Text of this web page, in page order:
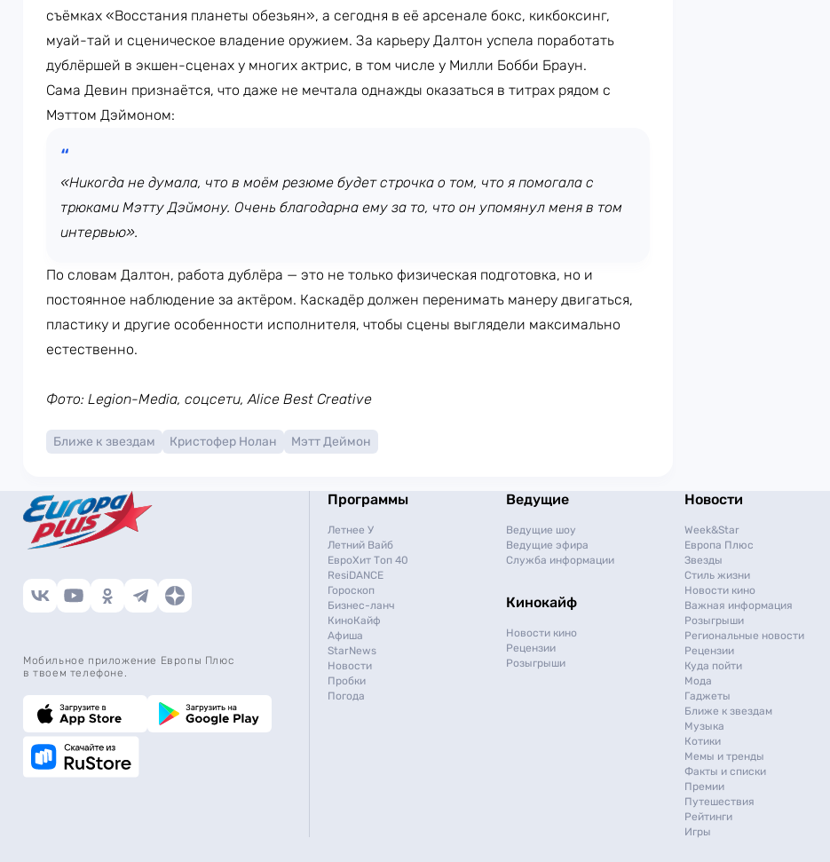
съёмках «Восстания планеты обезьян», а сегодня в её арсенале бокс, кикбоксинг,
муай-тай и сценическое владение оружием. За карьеру Далтон успела поработать
дублёршей в экшен-сценах у многих актрис, в том числе у Милли Бобби Браун.
Сама Девин признаётся, что даже не мечтала однажды оказаться в титрах рядом с
Мэттом Дэймоном:
«Никогда не думала, что в моём резюме будет строчка о том, что я помогала с
трюками Мэтту Дэймону. Очень благодарна ему за то, что он упомянул меня в том
интервью».
По словам Далтон, работа дублёра — это не только физическая подготовка, но и
постоянное наблюдение за актёром. Каскадёр должен перенимать манеру двигаться,
пластику и другие особенности исполнителя, чтобы сцены выглядели максимально
естественно.
Фото: Legion-Media, соцсети, Alice Best Creative
Ближе к звездам Кристофер Нолан Мэтт Деймон
Мобильное приложение Европы Плюс
в твоем телефоне.
Программы
Летнее У
Летний Вайб
ЕвроХит Топ 40
ResiDANCE
Гороскоп
Бизнес-ланч
КиноКайф
Афиша
StarNews
Новости
Пробки
Погода
Ведущие
Ведущие шоу
Ведущие эфира
Служба информации
Кинокайф
Новости кино
Рецензии
Розыгрыши
Новости
Week&Star
Европа Плюс
Звезды
Стиль жизни
Новости кино
Важная информация
Розыгрыши
Региональные новости
Рецензии
Куда пойти
Мода
Гаджеты
Ближе к звездам
Музыка
Котики
Мемы и тренды
Факты и списки
Премии
Путешествия
Рейтинги
Игры